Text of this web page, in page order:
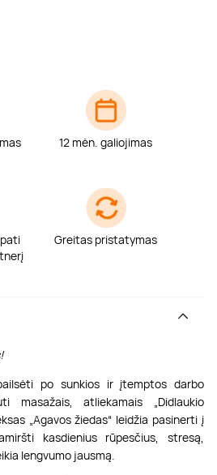
12 mėn. galiojimas
Greitas pristatymas
!
po sunkios ir įtemptos darbo
masažais, atliekamais „Didlaukio
„Agavos žiedas“ leidžia pasinerti į
kasdienius rūpesčius, stresą,
lengvumo jausmą.